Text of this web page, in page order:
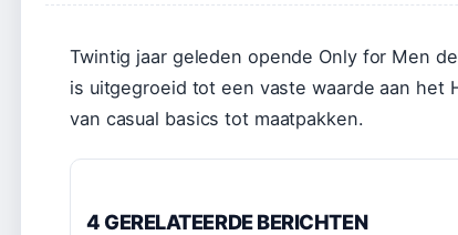
Twintig jaar geleden opende Only for Men
is uitgegroeid tot een vaste waarde aan het
van casual basics tot maatpakken.
4 GERELATEERDE BERICHTEN